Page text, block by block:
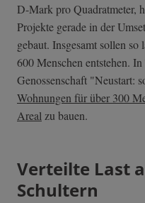
D-Mark pro Quadratmeter,
Projekte gerade in der
gebaut. Insgesamt sollen
600 Menschen entstehen.
Genossenschaft "Neustart:
Wohnungen für über 300
Arealzu bauen.
Verteilte Last
Schultern